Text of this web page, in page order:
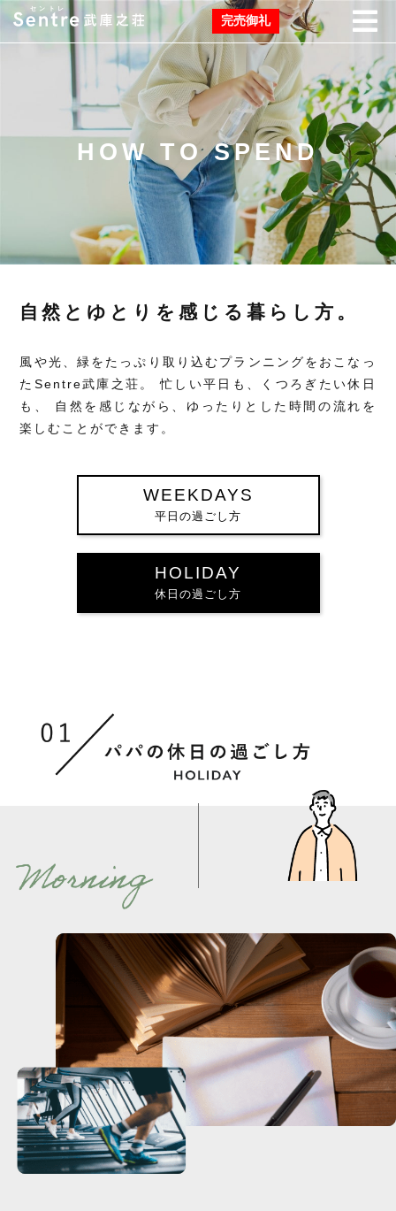
完売御礼
HOW TO SPEND
自然とゆとりを感じる暮らし方。
風や光、緑をたっぷり取り込むプランニングをおこなっ
たSentre武庫之荘。
忙しい平日も、くつろぎたい休日
も、
自然を感じながら、ゆったりとした時間の流れを
楽しむことができます。
WEEKDAYS
平日の過ごし方
HOLIDAY
休日の過ごし方